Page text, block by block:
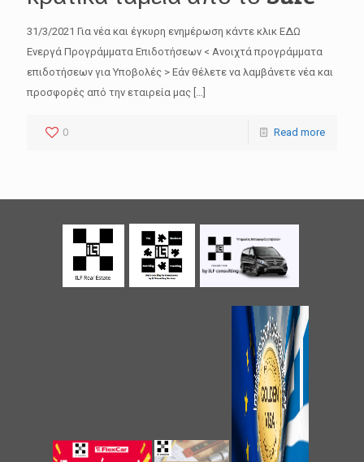
31/3/2021 Για νέα και έγκυρη ενημέρωση κάντε κλικ ΕΔΩ
Ενεργά Προγράμματα Επιδοτήσεων < Ανοιχτά προγράμματα
επιδοτήσεων για Υποβολές > Εάν θέλετε να λαμβάνετε νέα και
προσφορές από την εταιρεία μας
0 Read more